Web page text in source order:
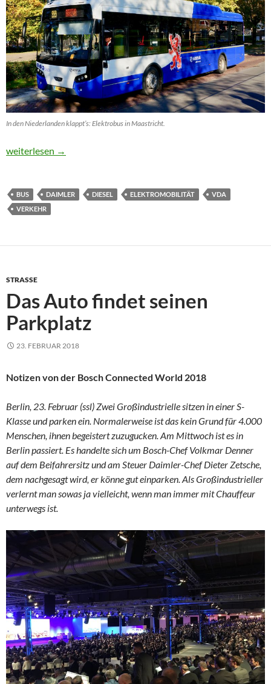
In den Niederlanden klappt’s: Elektrobus in Maastricht.
Politik geht mit Autobauern ins Gericht
weiterlesen →
BUS DAIMLER DIESEL ELEKTROMOBILITÄT
VDA
VERKEHR
STRASSE
Das Auto findet seinen
Parkplatz
23. FEBRUAR 2018
Notizen von der Bosch Connected World 2018
Berlin, 23. Februar (ssl) Zwei Großindustrielle sitzen in einer S-
Klasse und parken ein. Normalerweise ist das kein Grund für 4.000
Menschen, ihnen begeistert zuzugucken. Am Mittwoch ist es in
Berlin passiert. Es handelte sich um Bosch-Chef Volkmar Denner
auf dem Beifahrersitz und am Steuer Daimler-Chef Dieter Zetsche,
dem nachgesagt wird, er könne gut einparken. Als Großindustrieller
verlernt man sowas ja vielleicht, wenn man immer mit Chauffeur
unterwegs ist.